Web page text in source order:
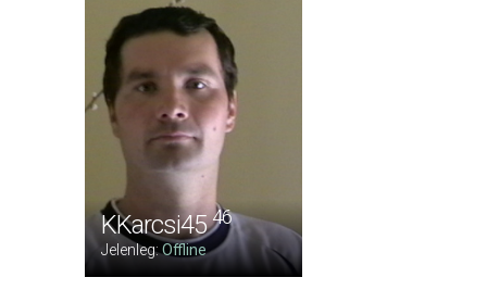
KKarcsi4546
Jelenleg:Offline